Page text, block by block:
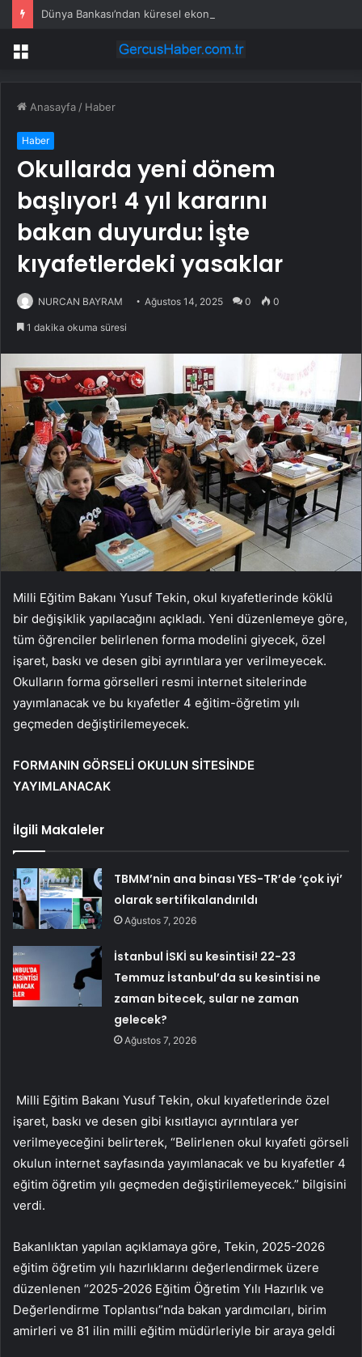
Dünya Bankası’ndan küresel ekonomik kriz uyarısı
Menü
Anasayfa / Haber
Haber
Okullarda yeni dönem
başlıyor! 4 yıl kararını
bakan duyurdu: İşte
kıyafetlerdeki yasaklar
NURCAN BAYRAM Ağustos 14, 2025 0 0
1 dakika okuma süresi
Milli Eğitim Bakanı Yusuf Tekin, okul kıyafetlerinde köklü
bir değişiklik yapılacağını açıkladı. Yeni düzenlemeye göre,
tüm öğrenciler belirlenen forma modelini giyecek, özel
işaret, baskı ve desen gibi ayrıntılara yer verilmeyecek.
Okulların forma görselleri resmi internet sitelerinde
yayımlanacak ve bu kıyafetler 4 eğitim-öğretim yılı
geçmeden değiştirilemeyecek.
FORMANIN GÖRSELİ OKULUN SİTESİNDE
YAYIMLANACAK
İlgili Makaleler
TBMM’nin ana binası YES-TR’de ‘çok iyi’
olarak sertifikalandırıldı
Ağustos 7, 2026
İstanbul İSKİ su kesintisi! 22-23
Temmuz İstanbul’da su kesintisi ne
zaman bitecek, sular ne zaman
gelecek?
Ağustos 7, 2026
Milli Eğitim Bakanı Yusuf Tekin, okul kıyafetlerinde özel
işaret, baskı ve desen gibi kısıtlayıcı ayrıntılara yer
verilmeyeceğini belirterek, “Belirlenen okul kıyafeti görseli
okulun internet sayfasında yayımlanacak ve bu kıyafetler 4
eğitim öğretim yılı geçmeden değiştirilemeyecek.” bilgisini
verdi.
Bakanlıktan yapılan açıklamaya göre, Tekin, 2025-2026
eğitim öğretim yılı hazırlıklarını değerlendirmek üzere
düzenlenen “2025-2026 Eğitim Öğretim Yılı Hazırlık ve
Değerlendirme Toplantısı”nda bakan yardımcıları, birim
amirleri ve 81 ilin milli eğitim müdürleriyle bir araya geldi